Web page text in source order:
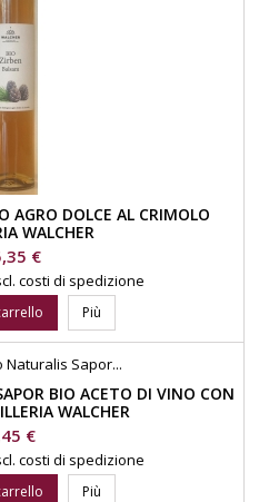
AGRO DOLCE AL CRIMOLO
WALCHER
€
costi di spedizione
Più
BIO ACETO DI VINO CON
WALCHER
€
costi di spedizione
Più